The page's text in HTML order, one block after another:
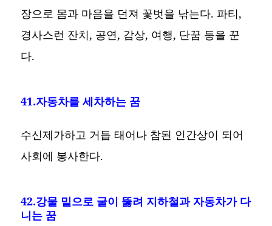
장으로 몸과 마음을 던져 꽃벗을 낚는다. 파티,
경사스런 잔치, 공연, 감상, 여행, 단꿈 등을 꾼
다.
41.자동차를 세차하는 꿈
수신제가하고 거듭 태어나 참된 인간상이 되어
사회에 봉사한다.
42.강물 밑으로 굴이 뚫려 지하철과 자동차가 다
니는 꿈